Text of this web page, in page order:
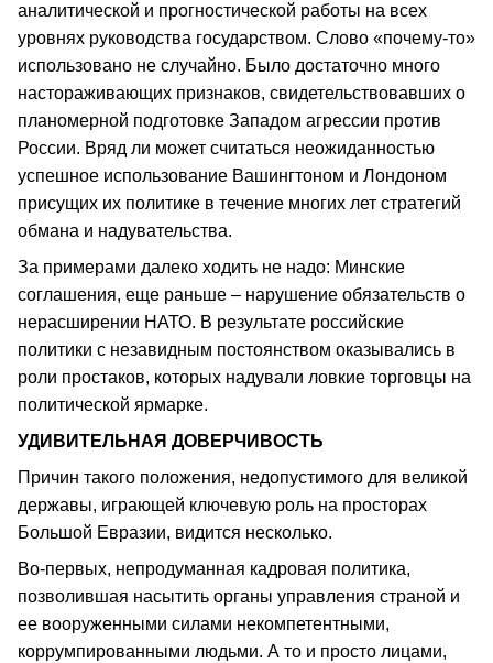
аналитической и прогностической работы на всех
уровнях руководства государством. Слово «почему-то»
использовано не случайно. Было достаточно много
настораживающих признаков, свидетельствовавших о
планомерной подготовке Западом агрессии против
России. Вряд ли может считаться неожиданностью
успешное использование Вашингтоном и Лондоном
присущих их политике в течение многих лет стратегий
обмана и надувательства.
За примерами далеко ходить не надо: Минские
соглашения, еще раньше – нарушение обязательств о
нерасширении НАТО. В результате российские
политики с незавидным постоянством оказывались в
роли простаков, которых надували ловкие торговцы на
политической ярмарке.
УДИВИТЕЛЬНАЯ ДОВЕРЧИВОСТЬ
Причин такого положения, недопустимого для великой
державы, играющей ключевую роль на просторах
Большой Евразии, видится несколько.
Во-первых, непродуманная кадровая политика,
позволившая насытить органы управления страной и
ее вооруженными силами некомпетентными,
коррумпированными людьми. А то и просто лицами,